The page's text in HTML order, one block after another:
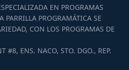
EN PROGRAMAS
PARRILLA PROGRAMÁTICA SE
CON LOS PROGRAMAS DE
#8, ENS. NACO, STO. DGO., REP.